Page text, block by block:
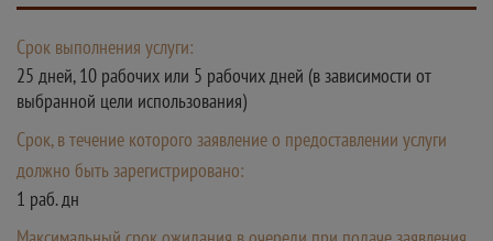
Срок выполнения услуги:
25 дней, 10 рабочих или 5 рабочих дней (в зависимости от
выбранной цели использования)
Срок, в течение которого заявление о предоставлении услуги
должно быть зарегистрировано:
1 раб. дн